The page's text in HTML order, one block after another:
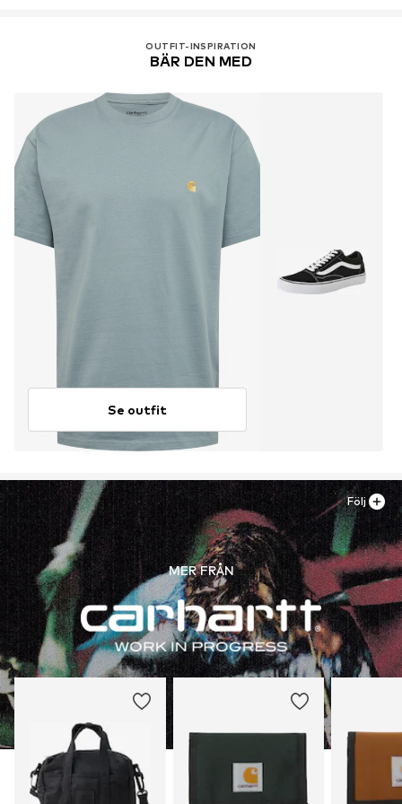
OUTFIT-INSPIRATION
BÄR DEN MED
Se outfit
MER FRÅN
Följ